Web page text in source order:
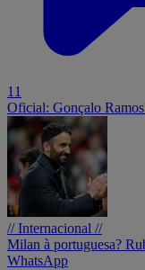
11
Oficial: Gonçalo
// Internacional //
Milan à portuguesa?
WhatsApp